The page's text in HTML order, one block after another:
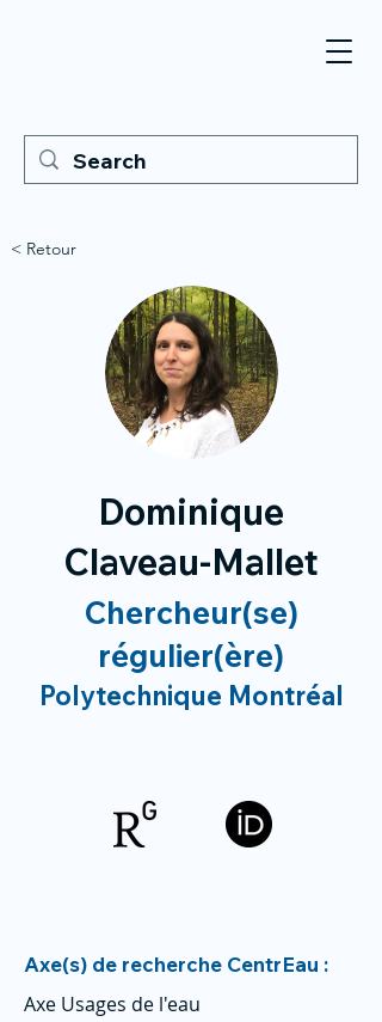
< Retour
Dominique
Claveau-Mallet
Chercheur(se)
régulier(ère)
Polytechnique Montréal
Axe(s) de recherche CentrEau :
Axe Usages de l'eau